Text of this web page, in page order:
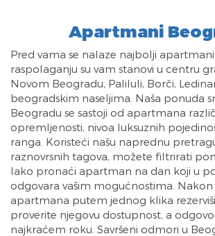
Apartmani
Pred vama se nalaze najbolji
raspolaganju su vam stanovi u centru
Novom Beogradu, Paliluli, Borči,
beogradskim naseljima. Naša ponuda
Beogradu se sastoji od apartmana
opremljenosti, nivoa luksuznih
ranga. Koristeći našu naprednu
raznovrsnih tagova, možete filtrirati
lako pronaći apartman na dan koji u
odgovara vašim mogućnostima.
apartmana putem jednog klika
proverite njegovu dostupnost, a
najkraćem roku. Savršeni odmori u